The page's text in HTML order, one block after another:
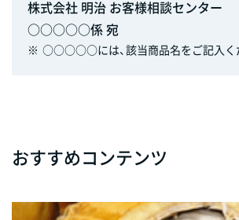
株式会社 明治 お客様相談センター
○○○○○係 宛
※ ○○○○○には、該当商品名をご記入く
おすすめコンテンツ